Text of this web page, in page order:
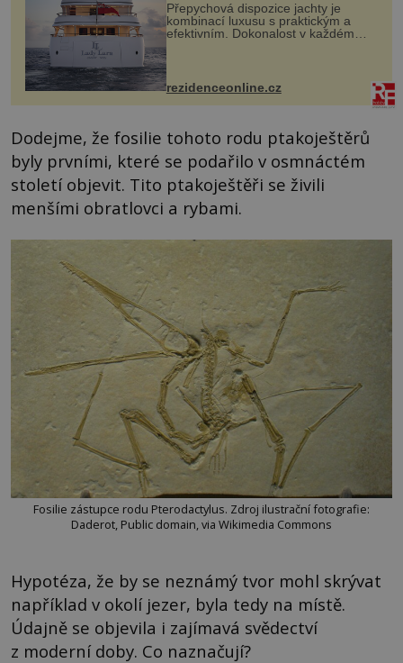
Přepychová dispozice jachty je
kombinací luxusu s praktickým a
efektivním. Dokonalost v každém
detailu představuje značka Fendi
Casa, kterou byly vybaveny její
paluby. Monacký přístav nabízí
každoročn...
rezidenceonline.cz
Dodejme, že fosilie tohoto rodu ptakoještěrů
byly prvními, které se podařilo v osmnáctém
století objevit. Tito ptakoještěři se živili
menšími obratlovci a rybami.
Fosilie zástupce rodu Pterodactylus. Zdroj ilustrační fotografie:
Daderot, Public domain, via Wikimedia Commons
Hypotéza, že by se neznámý tvor mohl skrývat
například v okolí jezer, byla tedy na místě.
Údajně se objevila i zajímavá svědectví
z moderní doby. Co naznačují?